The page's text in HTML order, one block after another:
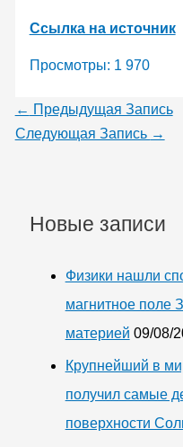
Ссылка на источник
Просмотры: 1 970
← Предыдущая Запись
Следующая Запись →
Новые записи
Физики нашли
магнитное поле
материей 09/08/
Крупнейший в
получил самые
поверхности